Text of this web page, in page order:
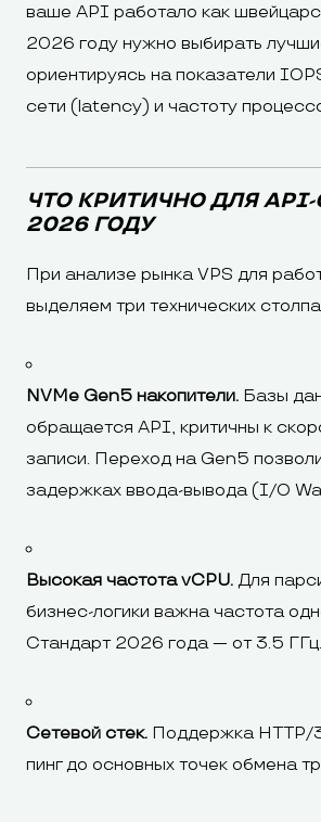
ваше API работало как
2026 году нужно выбирать
ориентируясь на показатели
сети (latency) и частоту
ЧТО КРИТИЧНО ДЛЯ
2026 ГОДУ
При анализе рынка VPS для
выделяем три технических
NVMe Gen5 накопители. Базы
обращается API, критичны к
записи. Переход на Gen5
задержках ввода-вывода (I/O
Высокая частота vCPU. Для
бизнес-логики важна частота
Стандарт 2026 года — от 3.5 ГГц.
Сетевой стек. Поддержка HTTP/
пинг до основных точек обмена